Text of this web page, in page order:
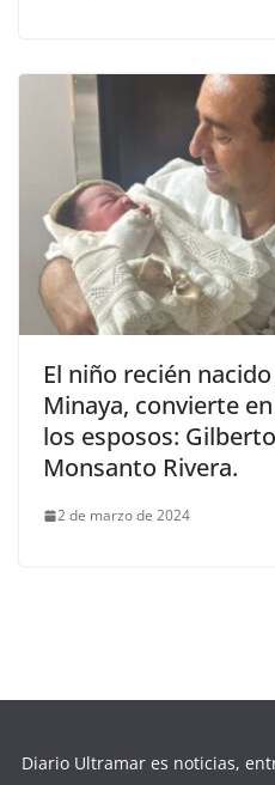
El niño recién
Minaya, convierte
los esposos:
Monsanto Rivera.
2 de marzo de 2024
Diario Ultramar es noticias,